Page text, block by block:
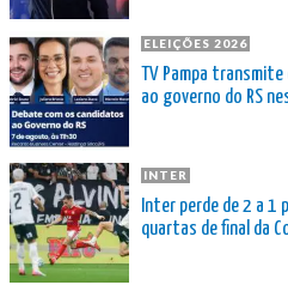
ELEIÇÕES 2026
TV Pampa
ao governo do RS
INTER
Inter perde de 2 a 1
quartas de final da